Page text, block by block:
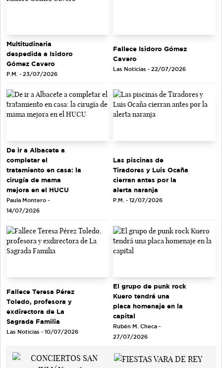
Multitudinaria
despedida a Isidoro
Gómez Cavero
P.M. - 23/07/2026
Fallece Isidoro Gómez
Cavero
Las Noticias - 22/07/2026
De ir a Albacete a
completar el
tratamiento en casa: la
cirugía de mama
mejora en el HUCU
Paula Montero -
14/07/2026
Las piscinas de
Tiradores y Luis Ocaña
cierran antes por la
alerta naranja
P.M. - 12/07/2026
Fallece Teresa Pérez
Toledo, profesora y
exdirectora de La
Sagrada Familia
Las Noticias - 10/07/2026
El grupo de punk rock
Kuero tendrá una
placa homenaje en la
capital
Rubén M. Checa -
27/07/2026